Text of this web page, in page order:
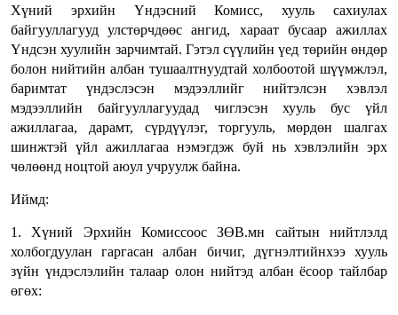
Хүний эрхийн Үндэсний Комисс, хууль сахиулах
байгууллагууд улстөрчдөөс ангид, хараат бусаар ажиллах
Үндсэн хуулийн зарчимтай. Гэтэл сүүлийн үед төрийн өндөр
болон нийтийн албан тушаалтнуудтай холбоотой шүүмжлэл,
баримтат үндэслэсэн мэдээллийг нийтэлсэн хэвлэл
мэдээллийн байгууллагуудад чиглэсэн хууль бус үйл
ажиллагаа, дарамт, сүрдүүлэг, торгууль, мөрдөн шалгах
шинжтэй үйл ажиллагаа нэмэгдэж буй нь хэвлэлийн эрх
чөлөөнд ноцтой аюул учруулж байна.
Иймд:
1. Хүний Эрхийн Комиссоос ЗӨВ.мн сайтын нийтлэлд
холбогдуулан гаргасан албан бичиг, дүгнэлтийнхээ хууль
зүйн үндэслэлийн талаар олон нийтэд албан ёсоор тайлбар
өгөх: